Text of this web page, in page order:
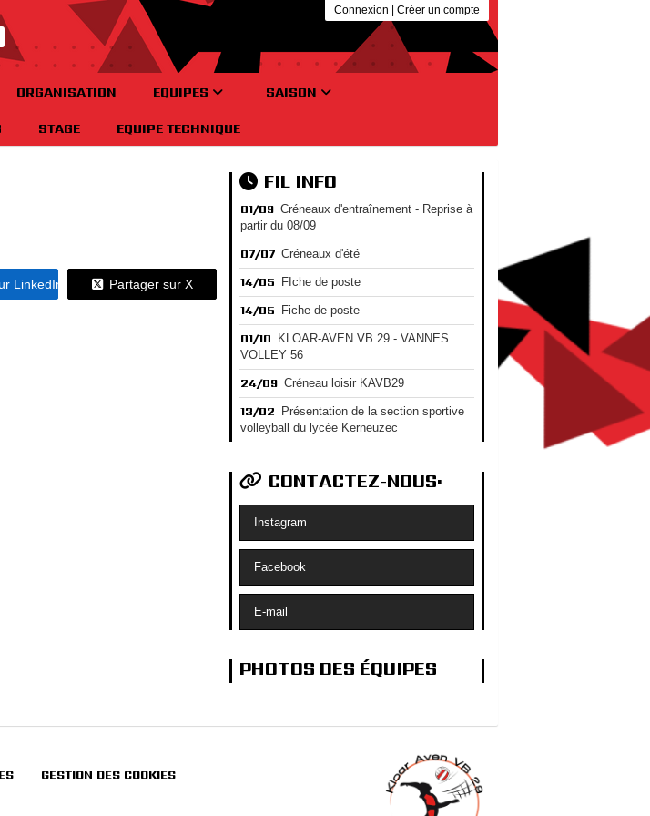
Connexion Créer un compte
ORGANISATION EQUIPES
SAISON
STAGE EQUIPE TECHNIQUE
LinkedIn Partager sur X
FIL INFO
01/09 Créneaux d'entraînement - Reprise à
partir du 08/09
07/07 Créneaux d'été
14/05 FIche de poste
14/05 Fiche de poste
01/10
KLOAR-AVEN VB 29 - VANNES
VOLLEY 56
24/09 Créneau loisir KAVB29
13/02
Présentation de la section sportive
volleyball du lycée Kerneuzec
CONTACTEZ-NOUS:
Instagram
Facebook
E-mail
PHOTOS DES ÉQUIPES
GESTION DES COOKIES